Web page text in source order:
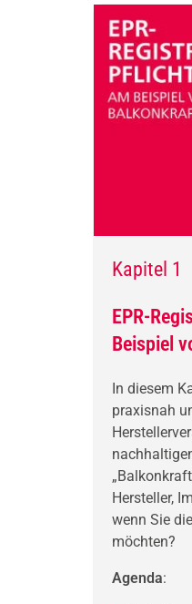
Kapitel 1
EPR-
Beispiel
In diesem
praxisnah
Hersteller,
wenn Sie
möchten?
Agenda: